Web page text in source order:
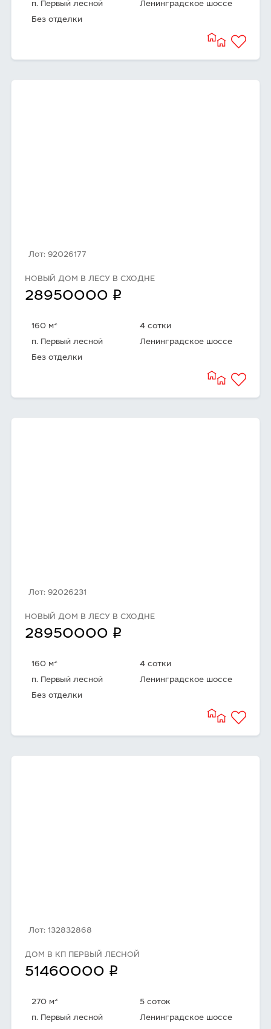
п. Первый лесной
Ленинградское шоссе
Без отделки
Лот: 92026177
НОВЫЙ ДОМ В ЛЕСУ В СХОДНЕ
28950000 q
160 м2
4 сотки
п. Первый лесной
Ленинградское шоссе
Без отделки
Лот: 92026231
НОВЫЙ ДОМ В ЛЕСУ В СХОДНЕ
28950000 q
160 м2
4 сотки
п. Первый лесной
Ленинградское шоссе
Без отделки
Лот: 132832868
ДОМ В КП ПЕРВЫЙ ЛЕСНОЙ
51460000 q
270 м2
5 соток
п. Первый лесной
Ленинградское шоссе